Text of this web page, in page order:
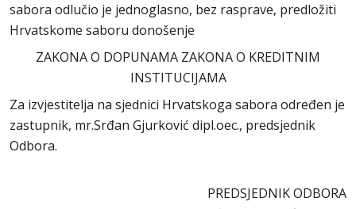
sabora odlučio je jednoglasno, bez rasprave, predložiti
Hrvatskome saboru donošenje
ZAKONA O DOPUNAMA ZAKONA O KREDITNIM
INSTITUCIJAMA
Za izvjestitelja na sjednici Hrvatskoga sabora određen je
zastupnik, mr.Srđan Gjurković dipl.oec., predsjednik
Odbora.
PREDSJEDNIK ODBORA